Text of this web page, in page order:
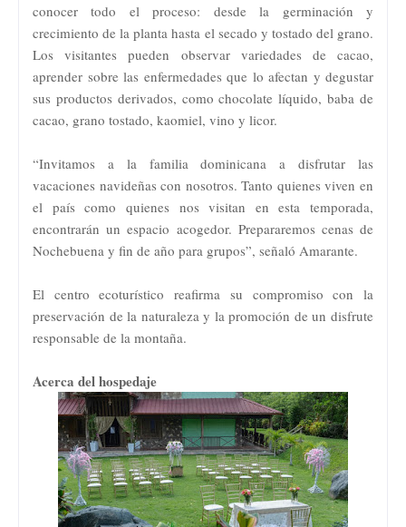
conocer todo el proceso: desde la germinación y
crecimiento de la planta hasta el secado y tostado del grano.
Los visitantes pueden observar variedades de cacao,
aprender sobre las enfermedades que lo afectan y degustar
sus productos derivados, como chocolate líquido, baba de
cacao, grano tostado, kaomiel, vino y licor.
“Invitamos a la familia dominicana a disfrutar las
vacaciones navideñas con nosotros. Tanto quienes viven en
el país como quienes nos visitan en esta temporada,
encontrarán un espacio acogedor. Prepararemos cenas de
Nochebuena y fin de año para grupos”, señaló Amarante.
El centro ecoturístico reafirma su compromiso con la
preservación de la naturaleza y la promoción de un disfrute
responsable de la montaña.
Acerca del hospedaje